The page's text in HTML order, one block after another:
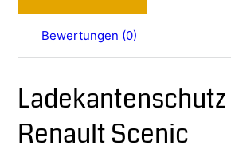
Bewertungen (0)
Renault Scenic